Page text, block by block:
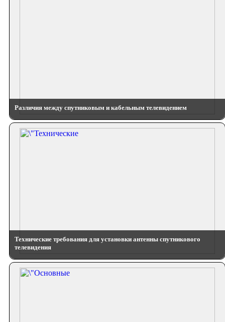
Различия между спутниковым и кабельным телевидением
Технические требования для установки антенны спутникового
телевидения